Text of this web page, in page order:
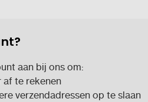
aan bij ons om:
af te rekenen
verzendadressen op te slaan